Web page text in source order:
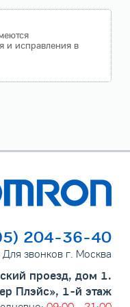
и исправления в
204-36-40
Для звонков г. Москва
проезд, дом 1.
Плэйс», 1-й этаж